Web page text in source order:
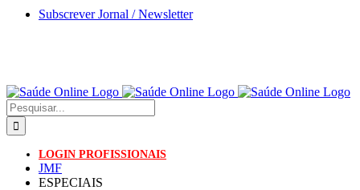
Skip
Subscrever Jornal / Newsletter
Pesquisar
LOGIN PROFISSIONAIS
JMF
ESPECIAIS